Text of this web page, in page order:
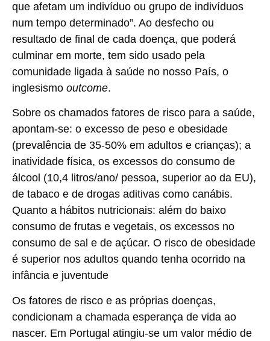
que afetam um indivíduo ou grupo de indivíduos
num tempo determinado”. Ao desfecho ou
resultado de final de cada doença, que poderá
culminar em morte, tem sido usado pela
comunidade ligada à saúde no nosso País, o
inglesismo outcome.
Sobre os chamados fatores de risco para a saúde,
apontam-se: o excesso de peso e obesidade
(prevalência de 35-50% em adultos e crianças); a
inatividade física, os excessos do consumo de
álcool (10,4 litros/ano/ pessoa, superior ao da EU),
de tabaco e de drogas aditivas como canábis.
Quanto a hábitos nutricionais: além do baixo
consumo de frutas e vegetais, os excessos no
consumo de sal e de açúcar. O risco de obesidade
é superior nos adultos quando tenha ocorrido na
infância e juventude
Os fatores de risco e as próprias doenças,
condicionam a chamada esperança de vida ao
nascer. Em Portugal atingiu-se um valor médio de